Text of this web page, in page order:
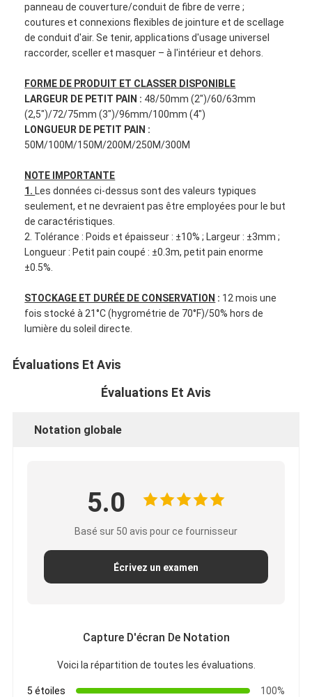
Visite d'usine
Contrôle de qualité
Bande adhésive d'isolation
Bande résistante à la chaleur d'isolation
Ruban adhésif de tissu en verre
Ruban adhésif de film de Polyimide
Bande de tissu en verre de papier d'aluminium
Ruban adhésif d'ANIMAL FAMILIER
Moulage de précision de précision
Panneau d'isolation électrique
panneau de couverture/conduit de fibre de verre ;
coutures et connexions flexibles de jointure et de scellage
de conduit d'air. Se tenir, applications d'usage universel
raccorder, sceller et masquer – à l'intérieur et dehors.
FORME DE PRODUIT ET CLASSER DISPONIBLE
LARGEUR DE PETIT PAIN : 48/50mm (2")/60/63mm
(2,5")/72/75mm (3")/96mm/100mm (4")
LONGUEUR DE PETIT PAIN :
50M/100M/150M/200M/250M/300M
NOTE IMPORTANTE
1. Les données ci-dessus sont des valeurs typiques
seulement, et ne devraient pas être employées pour le but
de caractéristiques.
2. Tolérance : Poids et épaisseur : ±10% ; Largeur : ±3mm ;
Longueur : Petit pain coupé : ±0.3m, petit pain enorme
±0.5%.
STOCKAGE ET DURÉE DE CONSERVATION : 12 mois une
fois stocké à 21°C (hygrométrie de 70°F)/50% hors de
lumière du soleil directe.
Évaluations Et Avis
Évaluations Et Avis
Notation globale
5.0
Basé sur 50 avis pour ce fournisseur
Écrivez un examen
Capture D'écran De Notation
Voici la répartition de toutes les évaluations.
5 étoiles
100%